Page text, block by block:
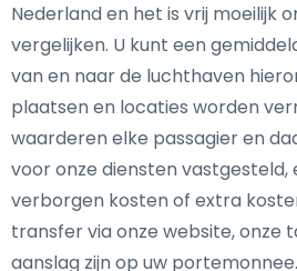
Nederland en het is vrij moeilijk
vergelijken. U kunt een
van en naar de luchthaven
plaatsen en locaties worden
waarderen elke passagier en
voor onze diensten vastgesteld,
verborgen kosten of extra
transfer via onze website, onze
aanslag zijn op uw